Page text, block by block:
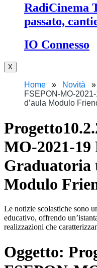
RadiCinema
passato,
IO Connesso
X
Home Novità
FSEPON-MO-
d’aula Modulo
MO-2021-19
Graduatoria
Modulo
Le notizie scolastiche sono
educativo, offrendo
realizzazioni che
Oggetto: